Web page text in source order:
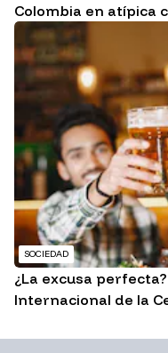
Colombia en atípica
SOCIEDAD
¿La excusa
Internacional de la